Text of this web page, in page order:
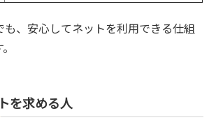
、安心してネットを利用できる仕組
を求める人